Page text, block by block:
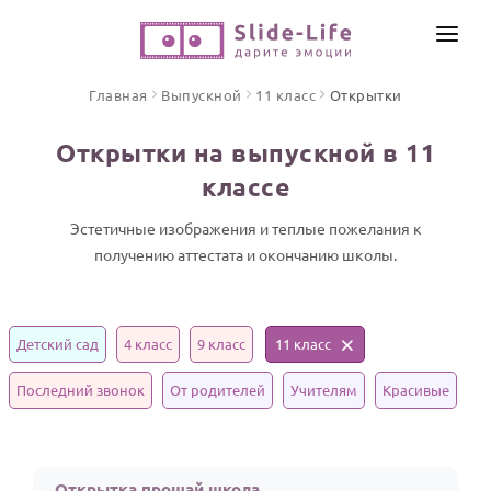
Видео поздравления
Песни поздравления
Стихи и тексты
ПРАЗДНИКИ
ИНСТРУМЕНТЫ
Главная Выпускной 11 класс Открытки
Открытки на выпускной в 11
классе
Эстетичные изображения и теплые пожелания к
получению аттестата и окончанию школы.
Детский сад 4 класс 9 класс 11 класс
Последний звонок От родителей Учителям Красивые